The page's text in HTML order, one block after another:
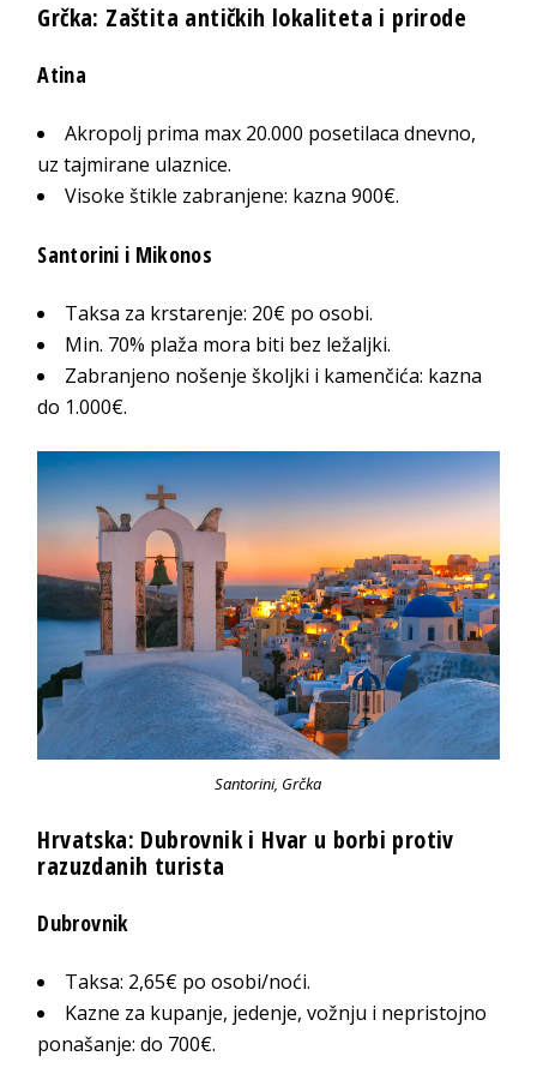
Grčka: Zaštita antičkih lokaliteta i prirode
Atina
Akropolj prima max 20.000 posetilaca dnevno,
uz tajmirane ulaznice.
Visoke štikle zabranjene: kazna 900€.
Santorini i Mikonos
Taksa za krstarenje: 20€ po osobi.
Min. 70% plaža mora biti bez ležaljki.
Zabranjeno nošenje školjki i kamenčića: kazna
do 1.000€.
Santorini, Grčka
Hrvatska: Dubrovnik i Hvar u borbi protiv
razuzdanih turista
Dubrovnik
Taksa: 2,65€ po osobi/noći.
Kazne za kupanje, jedenje, vožnju i nepristojno
ponašanje: do 700€.